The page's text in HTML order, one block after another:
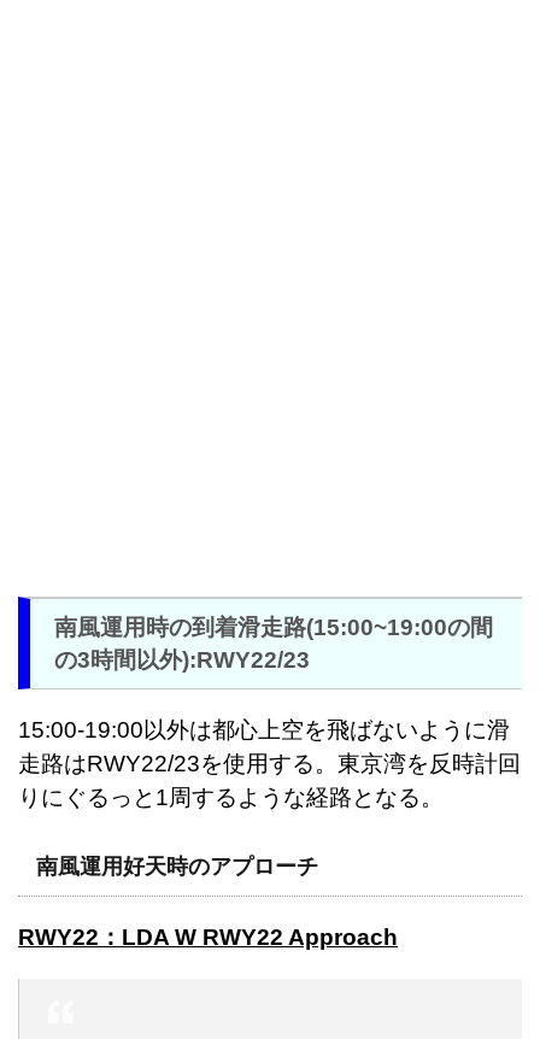
南風運用時の到着滑走路(15:00~19:00の間
の3時間以外):RWY22/23
15:00-19:00以外は都心上空を飛ばないように滑
走路はRWY22/23を使用する。東京湾を反時計回
りにぐるっと1周するような経路となる。
南風運用好天時のアプローチ
RWY22：LDA W RWY22 Approach